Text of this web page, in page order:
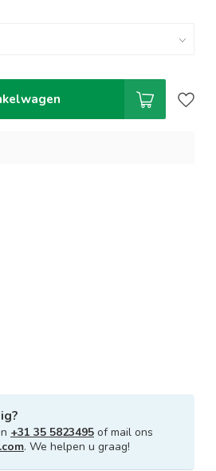
+31 35 5823495 of mail ons
. We helpen u graag!